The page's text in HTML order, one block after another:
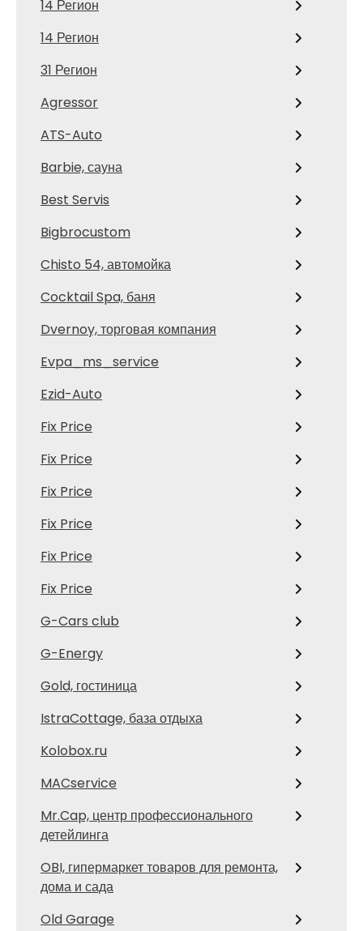
14 Регион
14 Регион
31 Регион
Agressor
ATS-Auto
Barbie, сауна
Best Servis
Bigbrocustom
Chisto 54, автомойка
Cocktail Spa, баня
Dvernoy, торговая компания
Evpa_ms_service
Ezid-Auto
Fix Price
Fix Price
Fix Price
Fix Price
Fix Price
Fix Price
G-Cars club
G-Energy
Gold, гостиница
IstraCottage, база отдыха
Kolobox.ru
MACservice
Mr.Cap, центр профессионального
детейлинга
OBI, гипермаркет товаров для ремонта,
дома и сада
Old Garage